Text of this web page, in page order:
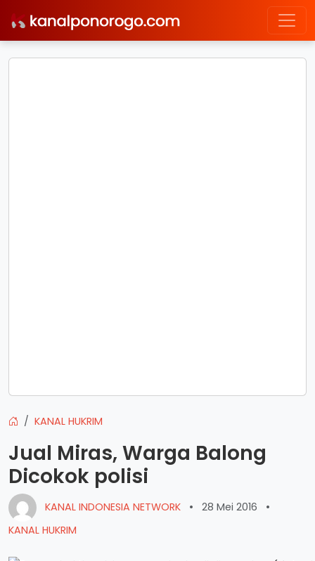
KANAL HUKRIM
Jual Miras, Warga Balong
Dicokok polisi
KANAL INDONESIA NETWORK • 28 Mei 2016
•
KANAL HUKRIM